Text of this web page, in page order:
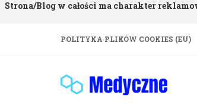
Strona/Blog w całości ma charakter
POLITYKA PLIKÓW COOKIES (EU)